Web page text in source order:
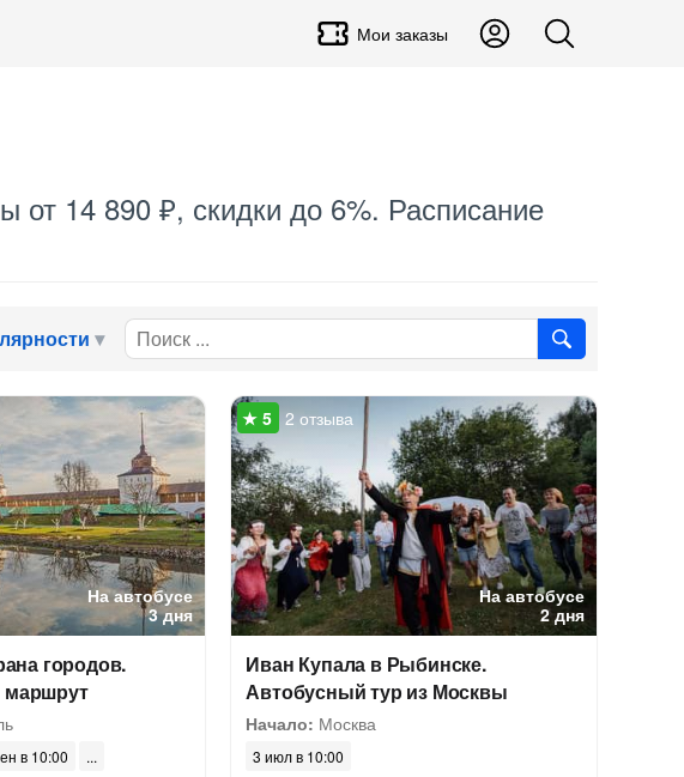
Мои заказы
от 14 890 ₽, скидки до 6%. Расписание
На автобусе
3 дня
городов.
в 10:00
На автобусе
2 дня
2 отзыва
Иван Купала в Рыбинске.
Автобусный тур из Москвы
Начало: Москва
3 июл в 10:00